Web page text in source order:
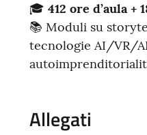
🎓 412 ore d’aula +
📚 Moduli su
tecnologie AI/VR/
Allegati